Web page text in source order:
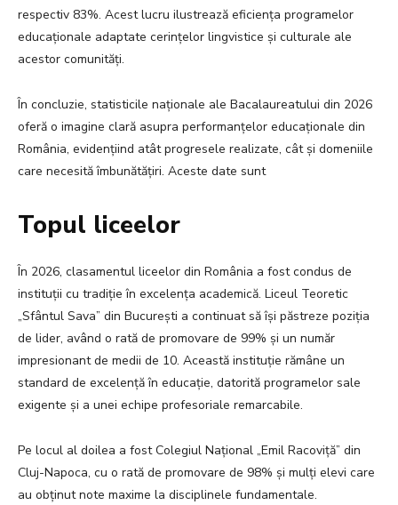
respectiv 83%. Acest lucru ilustrează eficiența programelor
educaționale adaptate cerințelor lingvistice și culturale ale
acestor comunități.
În concluzie, statisticile naționale ale Bacalaureatului din 2026
oferă o imagine clară asupra performanțelor educaționale din
România, evidențiind atât progresele realizate, cât și domeniile
care necesită îmbunătățiri. Aceste date sunt
Topul liceelor
În 2026, clasamentul liceelor din România a fost condus de
instituții cu tradiție în excelența academică. Liceul Teoretic
„Sfântul Sava” din București a continuat să își păstreze poziția
de lider, având o rată de promovare de 99% și un număr
impresionant de medii de 10. Această instituție rămâne un
standard de excelență în educație, datorită programelor sale
exigente și a unei echipe profesoriale remarcabile.
Pe locul al doilea a fost Colegiul Național „Emil Racoviță” din
Cluj-Napoca, cu o rată de promovare de 98% și mulți elevi care
au obținut note maxime la disciplinele fundamentale.